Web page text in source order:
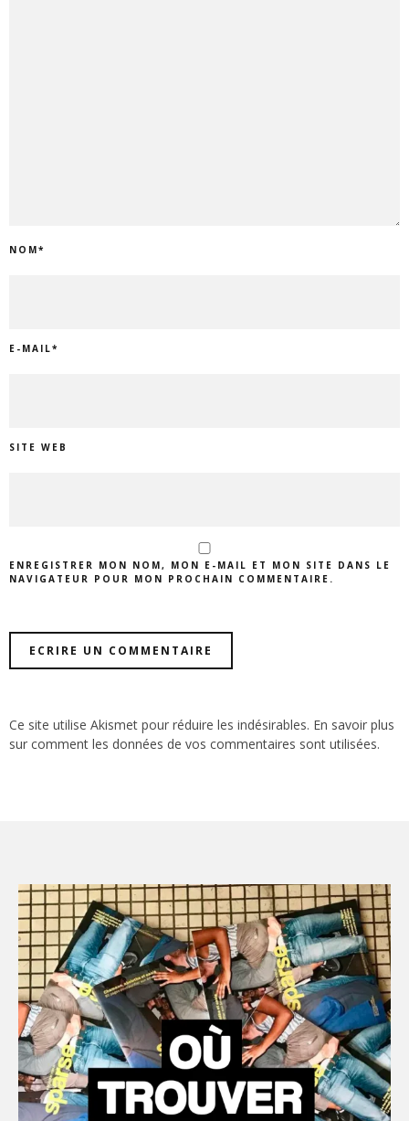
NOM*
E-MAIL*
SITE WEB
ENREGISTRER MON NOM, MON E-MAIL ET MON SITE DANS LE
NAVIGATEUR POUR MON PROCHAIN COMMENTAIRE.
Ce site utilise Akismet pour réduire les indésirables. En savoir plus
sur comment les données de vos commentaires sont utilisées.